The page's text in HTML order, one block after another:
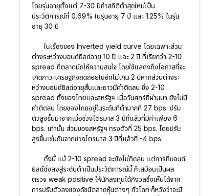
โดยรุ่นอายุตั้งแต่ 7-30 ปีทำสถิติต่ำสุดใหม่เป็น
ประวัติการณ์ที่ 0.69% ในรุ่นอายุ 7 ปี และ 1.25% ในรุ่น
อายุ 30 ปี
ในเรื่องของ Inverted yield curve โดยเฉพาะส่วน
ต่างระหว่างบอนด์ยิลด์อายุ 10 ปี และ 2 ปี ที่เรียกว่า 2-10
spread ที่ตลาดมักให้ความสนใจ โดยใช้แสดงถึงโอกาสที่จะ
เกิดภาวะเศรษฐกิจถดถอยในอีกไม่เกิน 2 ปีหากส่วนต่างระ
หว่างบอนด์ยิลด์อายุสั้นและยาวมีค่าติดลบ ซึ่ง 2-10
spread ทั้งของไทยและสหรัฐฯ เมื่อวันศุกร์ที่ผ่านมา ยังไม่มี
ค่าติดลบ โดยของไทยอยู่ในระดับที่ต่ำมากที่ 27 bps. ปรับ
ตัวสูงขึ้นมาจากเมื่อช่วงไตรมาส 3 ปีที่แล้วที่มีค่าเพียง 6
bps. เท่านั้น ส่วนของสหรัฐฯ ทรงตัวที่ 25 bps. โดยปรับ
สูงขึ้นเช่นกันจากช่วงไตรมาส 3 ปีที่แล้วที่ -4 bps.
ทั้งนี้ แม้ 2-10 spread จะยังไม่ติดลบ แต่การที่บอนด์
ยิลด์ดิ่งลงสู่ระดับต่ำเป็นประวัติการณ์นี้ ก็เสมือนเป็นผล
ตรวจ weak positive ให้นักลงทุนได้กังวลซึ่งเห็นได้จาก
การปรับตัวลงของดัชนีตลาดหุ้นต่างๆ ทั่วโลก ก็หวังว่าจะมี